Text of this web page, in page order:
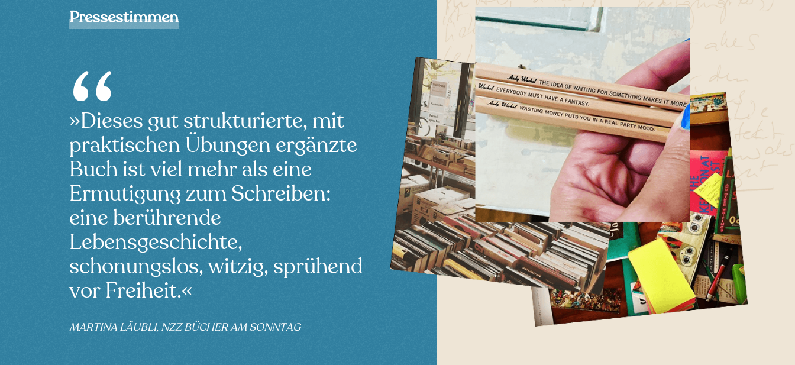
Pressestimmen
»Dieses gut strukturierte, mit
praktischen Übungen ergänzte
Buch ist viel mehr als eine
Ermutigung zum Schreiben:
eine berührende
Lebensgeschichte,
schonungslos, witzig, sprühend
vor Freiheit.«
MARTINA LÄUBLI, NZZ BÜCHER AM SONNTAG